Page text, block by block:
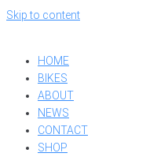
Skip to content
HOME
BIKES
ABOUT
NEWS
CONTACT
SHOP